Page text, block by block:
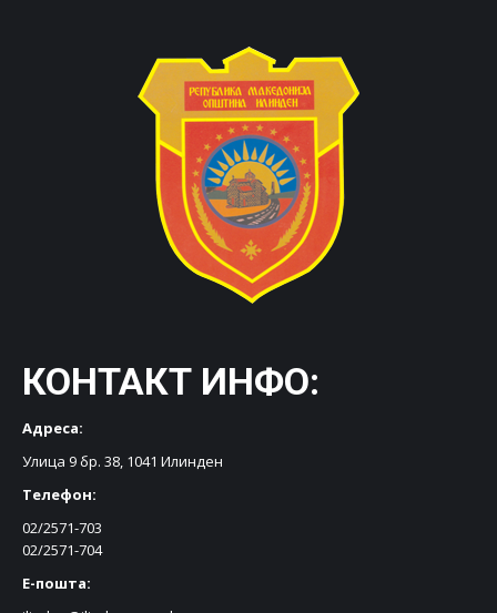
КОНТАКТ ИНФО:
Адреса:
Улица 9 бр. 38, 1041 Илинден
Телефон:
02/2571-703
02/2571-704
Е-пошта: